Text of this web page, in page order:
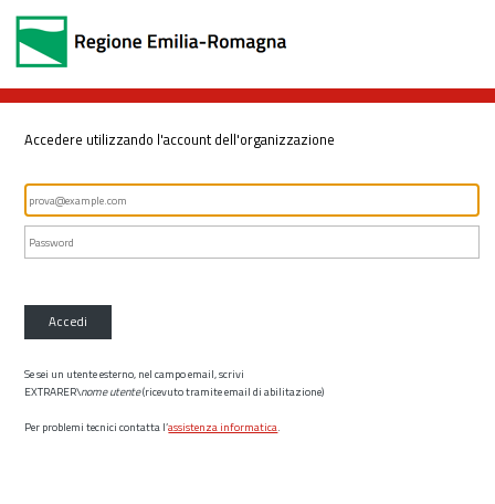
Accedere utilizzando l'account dell'organizzazione
Accedi
Se sei un utente esterno, nel campo email, scrivi
EXTRARER\nome utente(ricevuto tramite email di abilitazione)
Per problemi tecnici contatta l’assistenza informatica.